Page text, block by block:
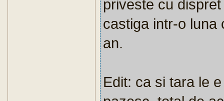
priveste cu
castiga intr-o luna
an.
Edit: ca si tara le